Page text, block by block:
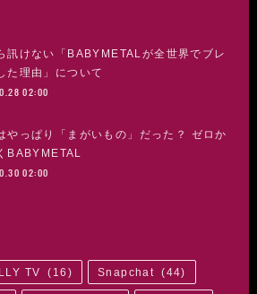
訊けない「BABYMETALが全世界でブレ
た理由」について
02:00
やっぱり「まがいもの」だった？ ゼロか
BABYMETAL
02:00
TV ( 16 ) Snapchat (44)